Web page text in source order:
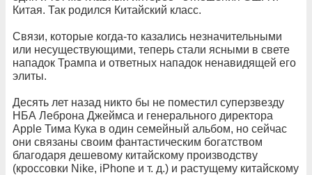
Китая. Так родился Китайский класс.
Связи, которые когда-то казались незначительными
или несуществующими, теперь стали ясными в свете
нападок Трампа и ответных нападок ненавидящей его
элиты.
Десять лет назад никто бы не поместил суперзвезду
НБА Леброна Джеймса и генерального директора
Apple Тима Кука в один семейный альбом, но сейчас
они связаны своим фантастическим богатством
благодаря дешевому китайскому производству
(кроссовки Nike, iPhone и т. д.) и растущему китайскому